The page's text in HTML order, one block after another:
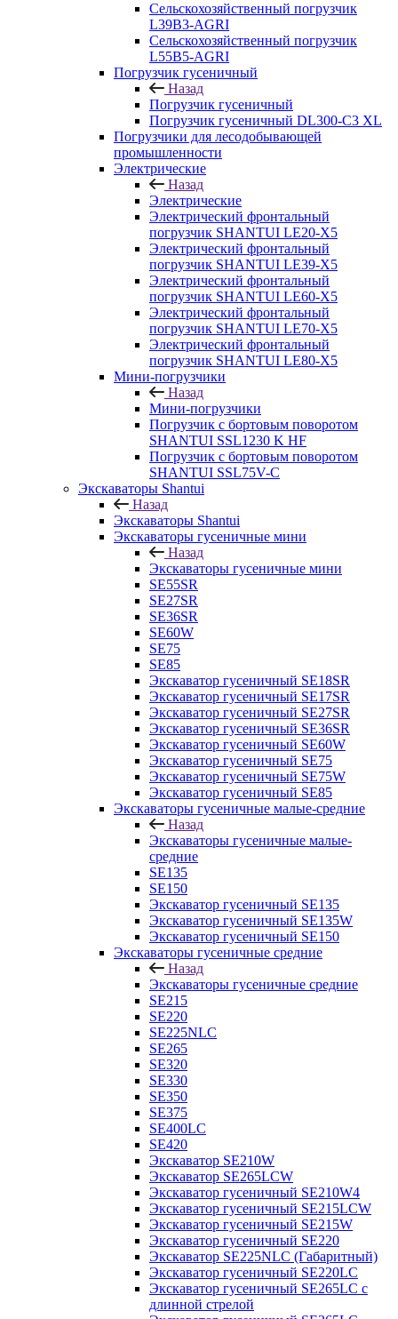
Сельскохозяйственный погрузчик
L39B3-AGRI
Сельскохозяйственный погрузчик
L55B5-AGRI
Погрузчик гусеничный
Назад
Погрузчик гусеничный
Погрузчик гусеничный DL300-C3 XL
Погрузчики для лесодобывающей
промышленности
Электрические
Назад
Электрические
Электрический фронтальный
погрузчик SHANTUI LE20-X5
Электрический фронтальный
погрузчик SHANTUI LE39-X5
Электрический фронтальный
погрузчик SHANTUI LE60-X5
Электрический фронтальный
погрузчик SHANTUI LE70-X5
Электрический фронтальный
погрузчик SHANTUI LE80-X5
Мини-погрузчики
Назад
Мини-погрузчики
Погрузчик с бортовым поворотом
SHANTUI SSL1230 K HF
Погрузчик с бортовым поворотом
SHANTUI SSL75V-C
Экскаваторы Shantui
Назад
Экскаваторы Shantui
Экскаваторы гусеничные мини
Назад
Экскаваторы гусеничные мини
SE55SR
SE27SR
SE36SR
SE60W
SE75
SE85
Экскаватор гусеничный SE18SR
Экскаватор гусеничный SE17SR
Экскаватор гусеничный SE27SR
Экскаватор гусеничный SE36SR
Экскаватор гусеничный SE60W
Экскаватор гусеничный SE75
Экскаватор гусеничный SE75W
Экскаватор гусеничный SE85
Экскаваторы гусеничные малые-средние
Назад
Экскаваторы гусеничные малые-
средние
SE135
SE150
Экскаватор гусеничный SE135
Экскаватор гусеничный SE135W
Экскаватор гусеничный SE150
Экскаваторы гусеничные средние
Назад
Экскаваторы гусеничные средние
SE215
SE220
SE225NLC
SE265
SE320
SE330
SE350
SE375
SE400LC
SE420
Экскаватор SE210W
Экскаватор SE265LCW
Экскаватор гусеничный SE210W4
Экскаватор гусеничный SE215LCW
Экскаватор гусеничный SE215W
Экскаватор гусеничный SE220
Экскаватор SE225NLC (Габаритный)
Экскаватор гусеничный SE220LC
Экскаватор гусеничный SE265LC с
длинной стрелой